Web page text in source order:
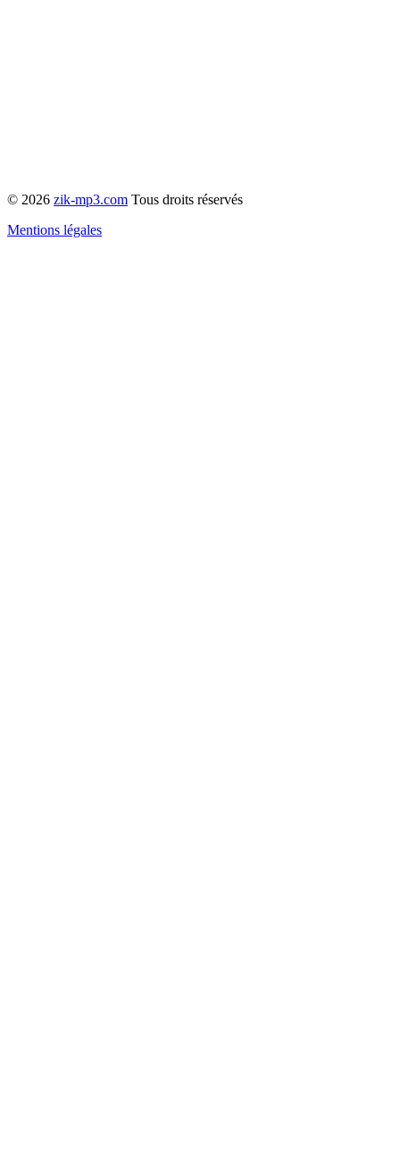
© 2026 zik-mp3.com Tous droits réservés
Mentions légales